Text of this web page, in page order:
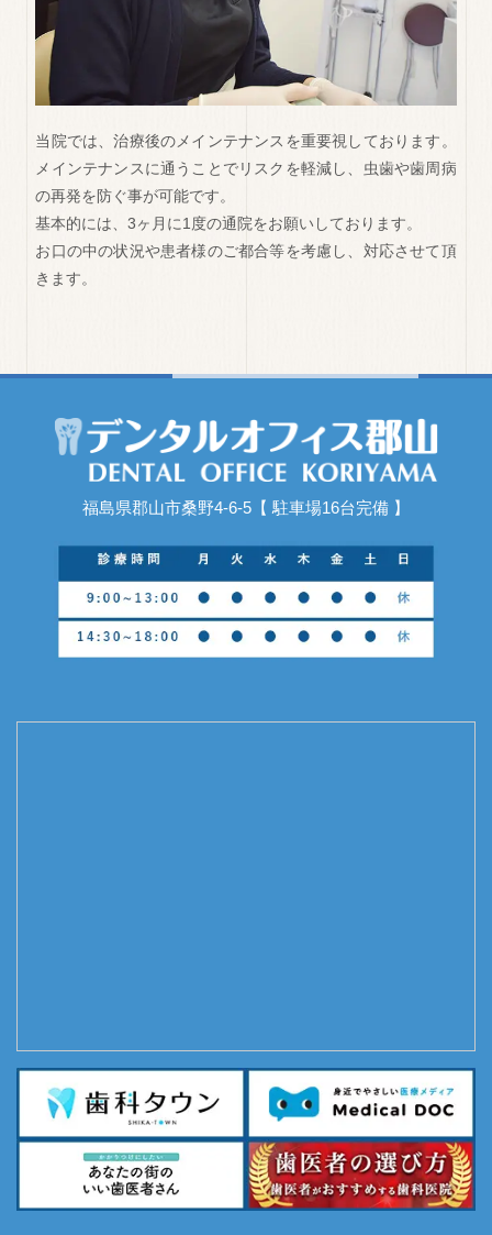
当院では、治療後のメインテナンスを重要視しております。
メインテナンスに通うことでリスクを軽減し、虫歯や歯周病
の再発を防ぐ事が可能です。
基本的には、3ヶ月に1度の通院をお願いしております。
お口の中の状況や患者様のご都合等を考慮し、対応させて頂
きます。
福島県郡山市桑野4-6-5【 駐車場16台完備 】